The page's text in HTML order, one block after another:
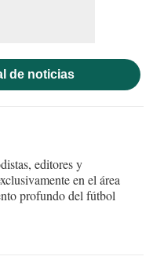
de noticias
editores y
en el área
profundo del fútbol